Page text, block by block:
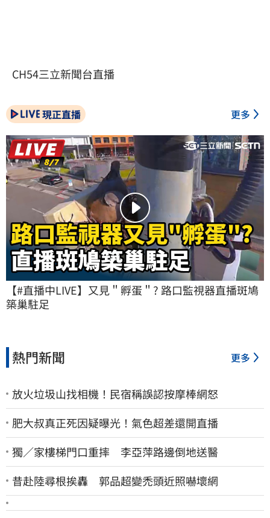
CH54三立新聞台直播
現正直播 更多
【#直播中LIVE】又見＂孵蛋＂? 路口監視器直播斑鳩
築巢駐足
熱門新聞 更多
放火垃圾山找相機！民宿稱誤認按摩棒網怒
肥大叔真正死因疑曝光！氣色超差還開直播
獨／家樓梯門口重摔 李亞萍路邊倒地送醫
昔赴陸尋根挨轟 郭品超變禿頭近照嚇壞網